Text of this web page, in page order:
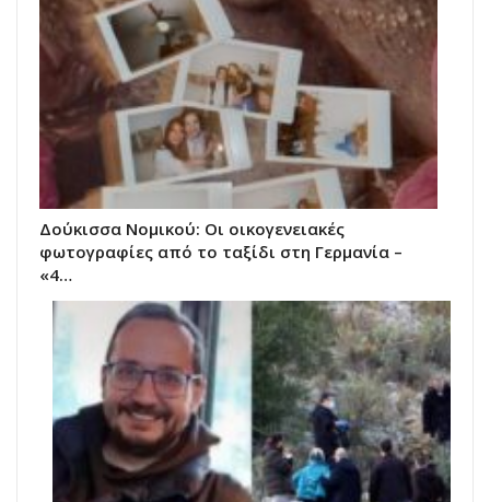
Δούκισσα Νομικού: Οι οικογενειακές
φωτογραφίες από το ταξίδι στη Γερμανία –
«4…